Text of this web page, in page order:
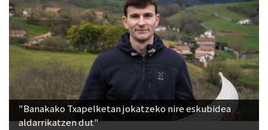
"Banakako Txapelketan jokatzeko nire eskubidea
aldarrikatzen dut"